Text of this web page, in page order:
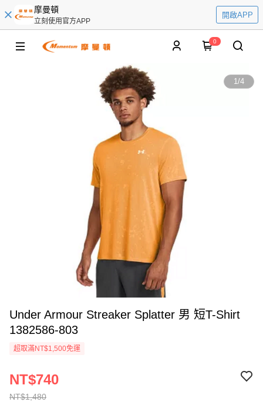
摩曼頓
立刻使用官方APP
開啟APP
0
1/4
Under Armour Streaker Splatter 男 短T-Shirt
1382586-803
超取滿NT$1,500免運
NT$1,480
NT$740